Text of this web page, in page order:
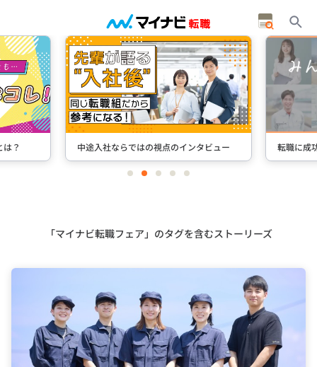
ュー 転職に成功した先輩たちのインタビュー ＋
itemitemitemitemitem
「マイナビ転職フェア」のタグを含むストーリーズ